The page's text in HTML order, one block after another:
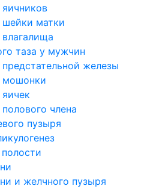
матки
таза у мужчин
железы
члена
пузыря
и желчного пузыря